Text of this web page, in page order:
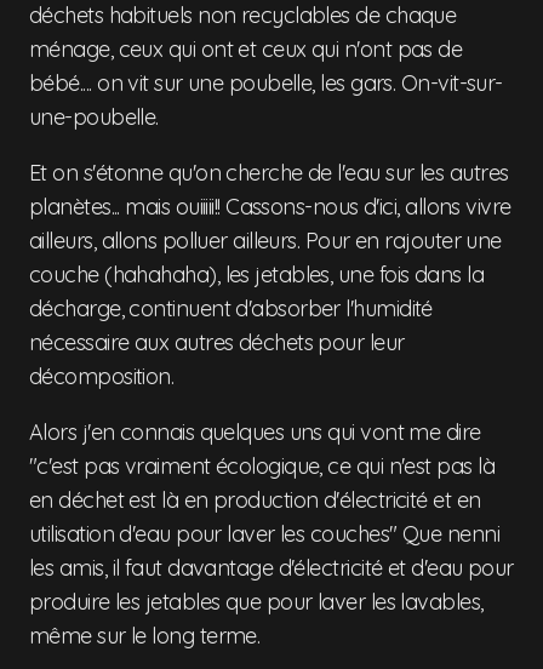
déchets habituels non recyclables de chaque
ménage, ceux qui ont et ceux qui n'ont pas de
bébé.... on vit sur une poubelle, les gars. On-vit-sur-
une-poubelle.
Et on s'étonne qu'on cherche de l'eau sur les autres
planètes... mais ouiiiii!! Cassons-nous d'ici, allons vivre
ailleurs, allons polluer ailleurs. Pour en rajouter une
couche (hahahaha), les jetables, une fois dans la
décharge, continuent d'absorber l'humidité
nécessaire aux autres déchets pour leur
décomposition.
Alors j'en connais quelques uns qui vont me dire
"c'est pas vraiment écologique, ce qui n'est pas là
en déchet est là en production d'électricité et en
utilisation d'eau pour laver les couches" Que nenni
les amis, il faut davantage d'électricité et d'eau pour
produire les jetables que pour laver les lavables,
même sur le long terme.